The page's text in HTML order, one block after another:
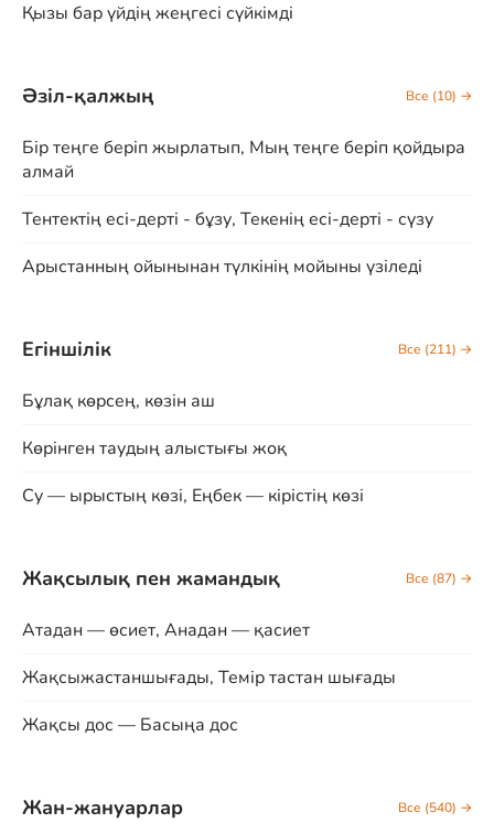
Қызы бар үйдің жеңгесі сүйкімді
Әзіл-қалжың Все (10) →
Бір теңге беріп жырлатып, Мың теңге беріп қойдыра
алмай
Тентектің есі-дерті - бұзу, Текенің есі-дерті - сүзу
Арыстанның ойынынан түлкінің мойыны үзіледі
Егіншілік Все (211) →
Бұлақ көрсең, көзін аш
Көрінген таудың алыстығы жоқ
Су — ырыстың көзі, Еңбек — кірістің көзі
Жақсылық пен жамандық Все (87) →
Атадан — өсиет, Анадан — қасиет
Жақсыжастаншығады, Темір тастан шығады
Жақсы дос — Басыңа дос
Жан-жануарлар Все (540) →